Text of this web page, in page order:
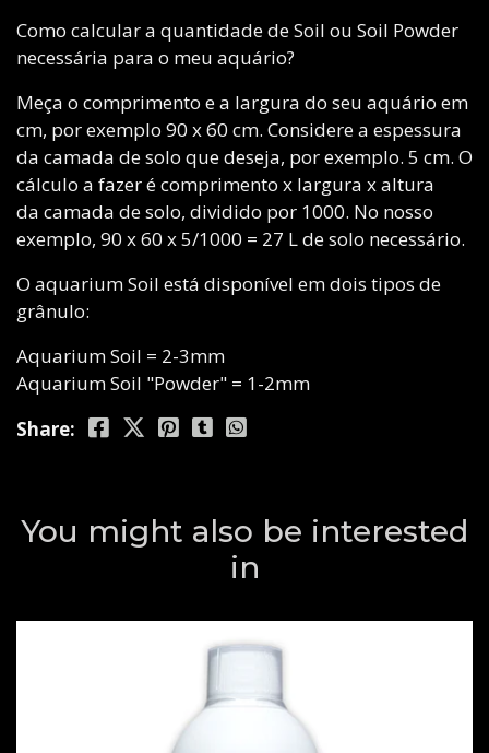
Como calcular a quantidade de Soil ou Soil Powder
necessária para o meu aquário?
Meça o comprimento e a largura do seu aquário em
cm, por exemplo 90 x 60 cm. Considere a espessura
da camada de solo que deseja, por exemplo. 5 cm. O
cálculo a fazer é comprimento x largura x altura
da camada de solo, dividido por 1000. No nosso
exemplo, 90 x 60 x 5/1000 = 27 L de solo necessário.
O aquarium Soil está disponível em dois tipos de
grânulo:
Aquarium Soil = 2-3mm
Aquarium Soil "Powder" = 1-2mm
Share:
You might also be interested
in